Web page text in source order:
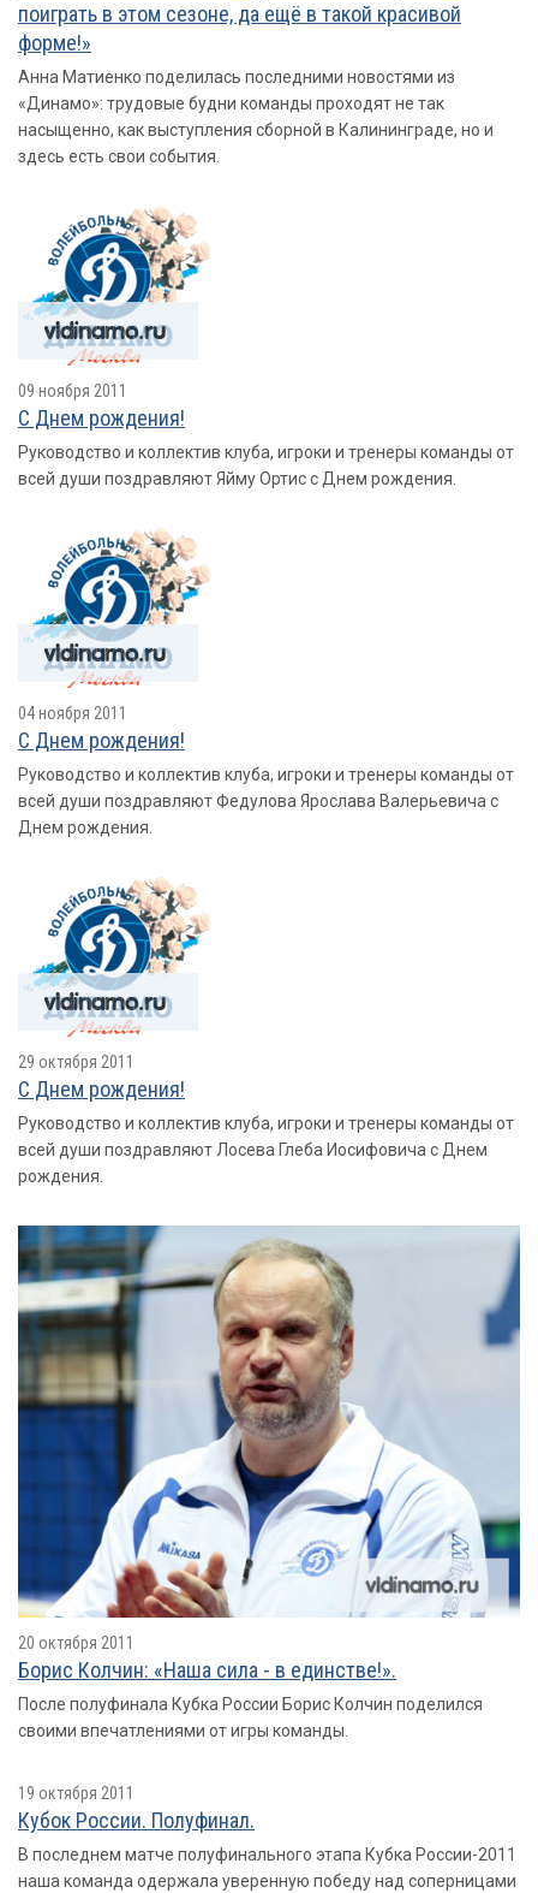
поиграть в этом сезоне, да ещё в такой красивой
форме!»
Анна Матиенко поделилась последними новостями из
«Динамо»: трудовые будни команды проходят не так
насыщенно, как выступления сборной в Калининграде, но и
здесь есть свои события.
09 ноября 2011
С Днем рождения!
Руководство и коллектив клуба, игроки и тренеры команды от
всей души поздравляют Яйму Ортис с Днем рождения.
04 ноября 2011
С Днем рождения!
Руководство и коллектив клуба, игроки и тренеры команды от
всей души поздравляют Федулова Ярослава Валерьевича с
Днем рождения.
29 октября 2011
С Днем рождения!
Руководство и коллектив клуба, игроки и тренеры команды от
всей души поздравляют Лосева Глеба Иосифовича с Днем
рождения.
20 октября 2011
Борис Колчин: «Наша сила - в единстве!».
После полуфинала Кубка России Борис Колчин поделился
своими впечатлениями от игры команды.
19 октября 2011
Кубок России. Полуфинал.
В последнем матче полуфинального этапа Кубка России-2011
наша команда одержала уверенную победу над соперницами